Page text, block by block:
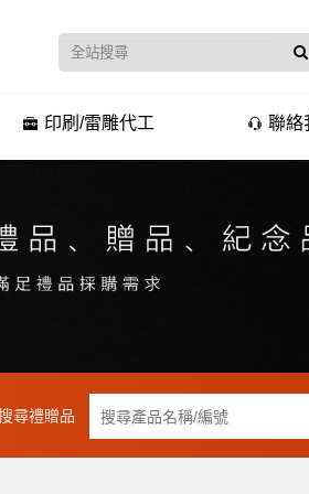
印刷/雷雕代工 聯絡
尋禮贈品